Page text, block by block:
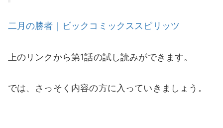
二月の勝者｜ビックコミックススピリッツ
上のリンクから第1話の試し読みができます。
では、さっそく内容の方に入っていきましょう。